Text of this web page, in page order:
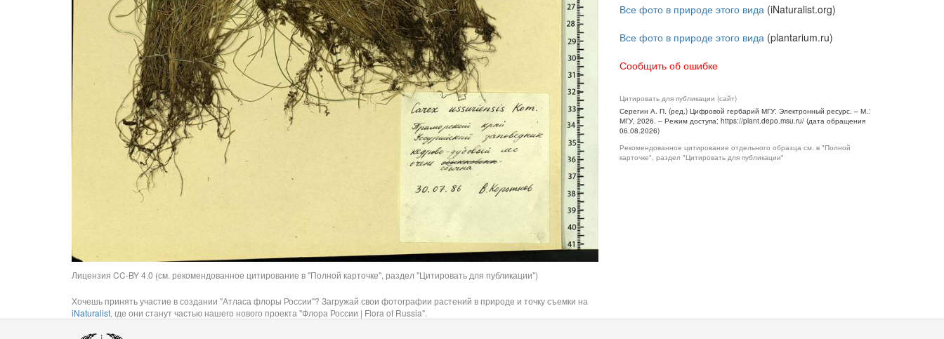
Лицензия CC-BY 4.0 (см. рекомендованное цитирование в "Полной карточке", раздел "Цитировать для публикации")
Хочешь принять участие в создании "Атласа флоры России"? Загружай свои фотографии растений в природе и точку съемки на
iNaturalist, где они станут частью нашего нового проекта "Флора России | Flora of Russia".
Все фото в природе этого вида (iNaturalist.org)
Все фото в природе этого вида (plantarium.ru)
Сообщить об ошибке
Цитировать для публикации (сайт)
Серегин А. П. (ред.) Цифровой гербарий МГУ: Электронный ресурс. – М.:
МГУ, 2026. – Режим доступа: https://plant.depo.msu.ru/ (дата обращения
06.08.2026)
Рекомендованное цитирование отдельного образца см. в "Полной
карточке", раздел "Цитировать для публикации"